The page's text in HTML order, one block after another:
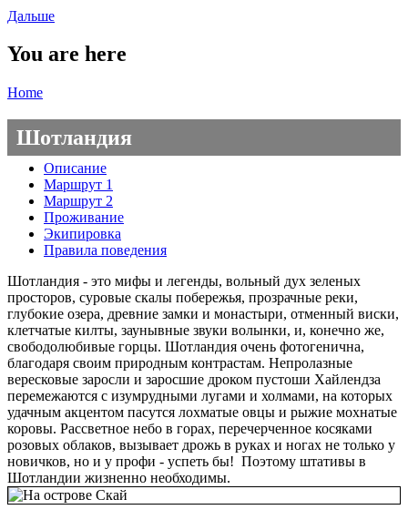
Дальше
You are here
Home
Шотландия
Описание
Маршрут 1
Маршрут 2
Проживание
Экипировка
Правила поведения
Шотландия - это мифы и легенды, вольный дух зеленых
просторов, суровые скалы побережья, прозрачные реки,
глубокие озера, древние замки и монастыри, отменный виски,
клетчатые килты, заунывные звуки волынки, и, конечно же,
свободолюбивые горцы. Шотландия очень фотогенична,
благодаря своим природным контрастам. Непролазные
вересковые заросли и заросшие дроком пустоши Хайлендза
перемежаются с изумрудными лугами и холмами, на которых
удачным акцентом пасутся лохматые овцы и рыжие мохнатые
коровы. Рассветное небо в горах, перечерченное косяками
розовых облаков, вызывает дрожь в руках и ногах не только у
новичков, но и у профи - успеть бы! Поэтому штативы в
Шотландии жизненно необходимы.